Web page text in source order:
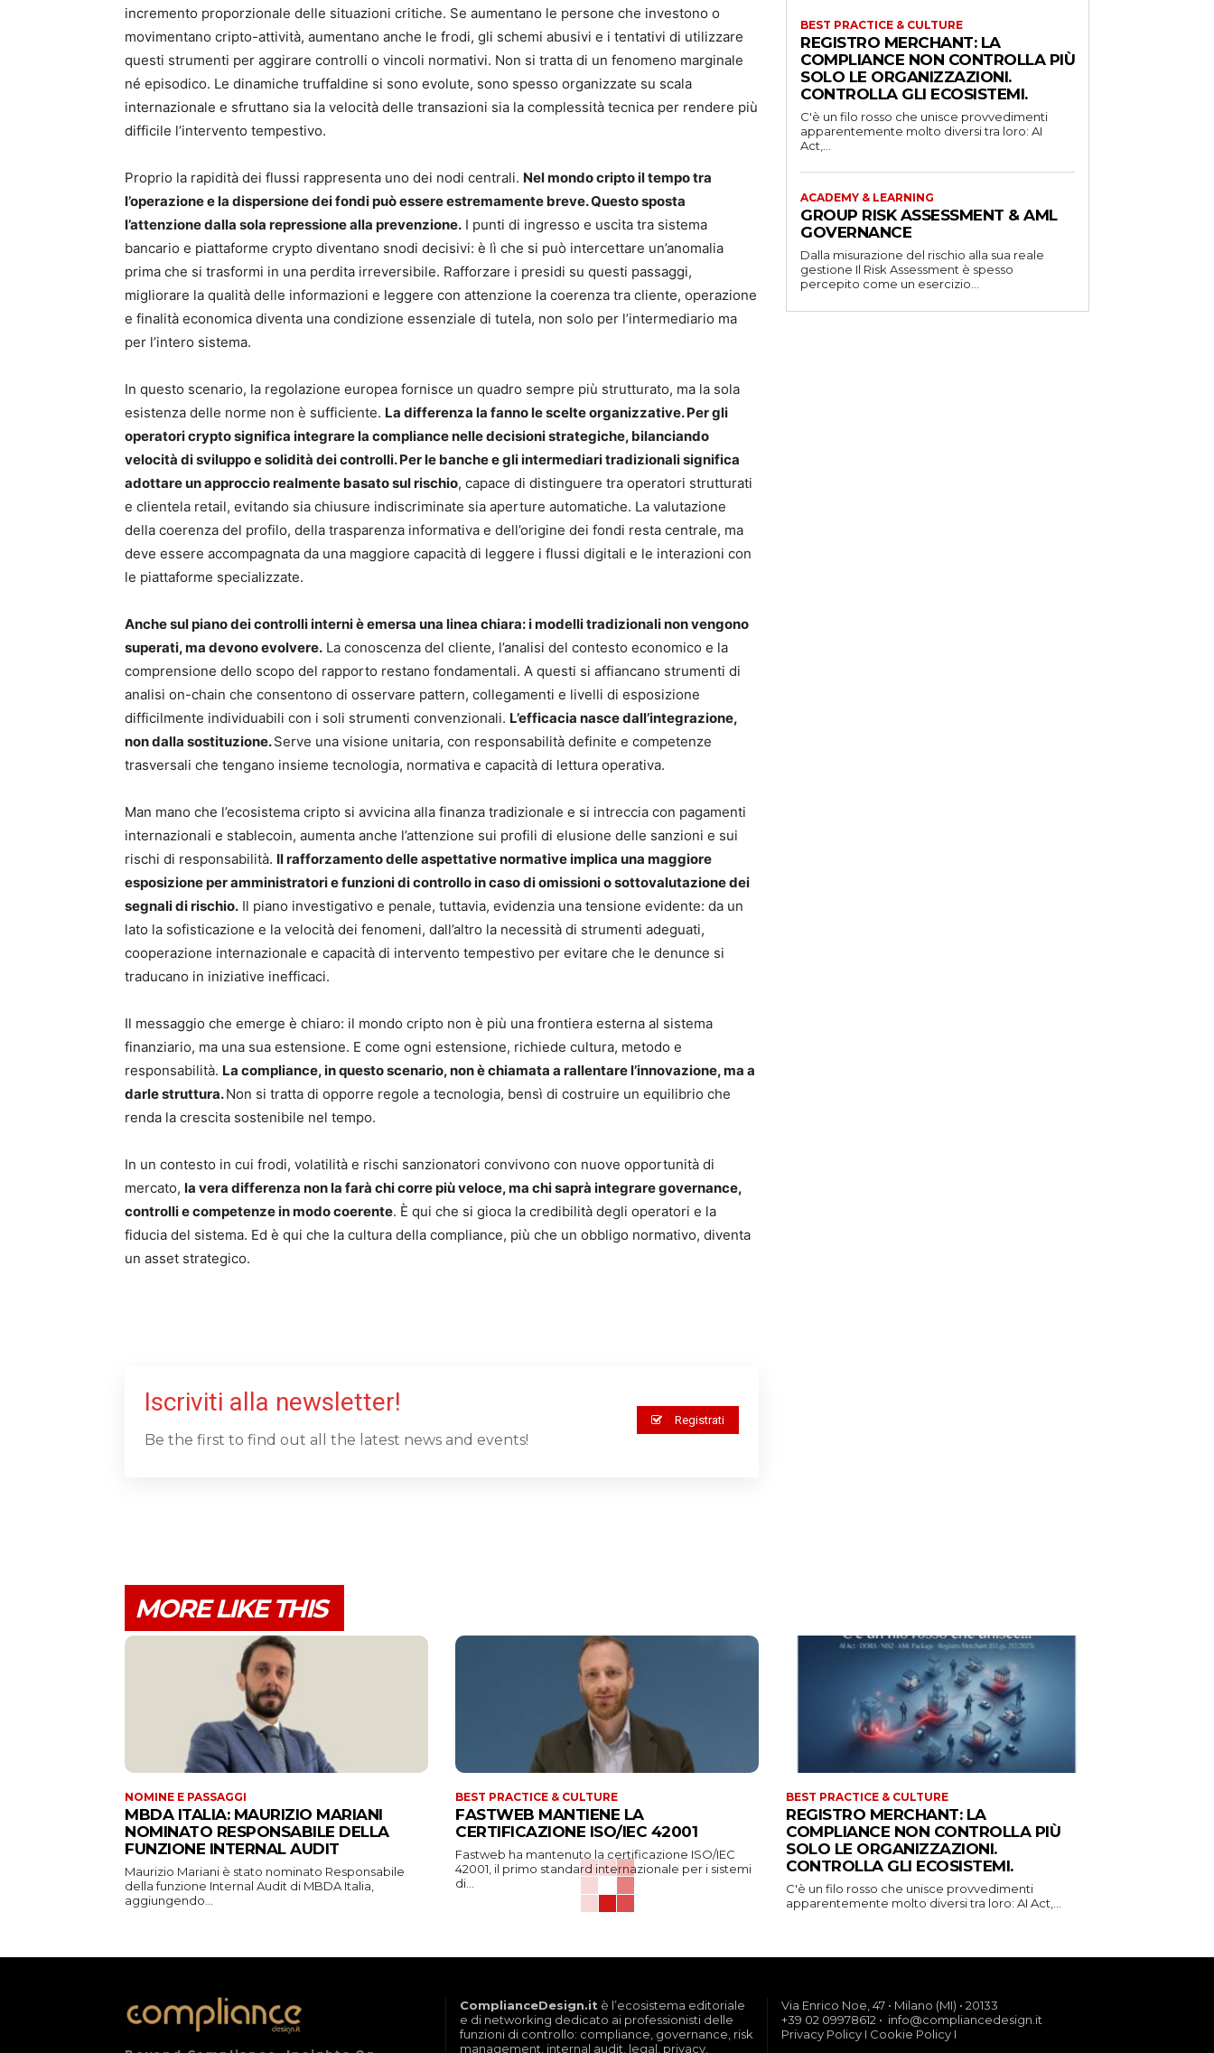
incremento proporzionale delle situazioni critiche. Se aumentano le persone che investono o
movimentano cripto-attività, aumentano anche le frodi, gli schemi abusivi e i tentativi di utilizzare
questi strumenti per aggirare controlli o vincoli normativi. Non si tratta di un fenomeno marginale
né episodico. Le dinamiche truffaldine si sono evolute, sono spesso organizzate su scala
internazionale e sfruttano sia la velocità delle transazioni sia la complessità tecnica per rendere più
difficile l’intervento tempestivo.
Proprio la rapidità dei flussi rappresenta uno dei nodi centrali. Nel mondo cripto il tempo tra
l’operazione e la dispersione dei fondi può essere estremamente breve. Questo sposta
l’attenzione dalla sola repressione alla prevenzione. I punti di ingresso e uscita tra sistema
bancario e piattaforme crypto diventano snodi decisivi: è lì che si può intercettare un’anomalia
prima che si trasformi in una perdita irreversibile. Rafforzare i presidi su questi passaggi,
migliorare la qualità delle informazioni e leggere con attenzione la coerenza tra cliente, operazione
e finalità economica diventa una condizione essenziale di tutela, non solo per l’intermediario ma
per l’intero sistema.
In questo scenario, la regolazione europea fornisce un quadro sempre più strutturato, ma la sola
esistenza delle norme non è sufficiente. La differenza la fanno le scelte organizzative. Per gli
operatori crypto significa integrare la compliance nelle decisioni strategiche, bilanciando
velocità di sviluppo e solidità dei controlli. Per le banche e gli intermediari tradizionali significa
adottare un approccio realmente basato sul rischio, capace di distinguere tra operatori strutturati
e clientela retail, evitando sia chiusure indiscriminate sia aperture automatiche. La valutazione
della coerenza del profilo, della trasparenza informativa e dell’origine dei fondi resta centrale, ma
deve essere accompagnata da una maggiore capacità di leggere i flussi digitali e le interazioni con
le piattaforme specializzate.
Anche sul piano dei controlli interni è emersa una linea chiara: i modelli tradizionali non vengono
superati, ma devono evolvere. La conoscenza del cliente, l’analisi del contesto economico e la
comprensione dello scopo del rapporto restano fondamentali. A questi si affiancano strumenti di
analisi on-chain che consentono di osservare pattern, collegamenti e livelli di esposizione
difficilmente individuabili con i soli strumenti convenzionali. L’efficacia nasce dall’integrazione,
non dalla sostituzione.Serve una visione unitaria, con responsabilità definite e competenze
trasversali che tengano insieme tecnologia, normativa e capacità di lettura operativa.
Man mano che l’ecosistema cripto si avvicina alla finanza tradizionale e si intreccia con pagamenti
internazionali e stablecoin, aumenta anche l’attenzione sui profili di elusione delle sanzioni e sui
rischi di responsabilità. Il rafforzamento delle aspettative normative implica una maggiore
esposizione per amministratori e funzioni di controllo in caso di omissioni o sottovalutazione dei
segnali di rischio. Il piano investigativo e penale, tuttavia, evidenzia una tensione evidente: da un
lato la sofisticazione e la velocità dei fenomeni, dall’altro la necessità di strumenti adeguati,
cooperazione internazionale e capacità di intervento tempestivo per evitare che le denunce si
traducano in iniziative inefficaci.
Il messaggio che emerge è chiaro: il mondo cripto non è più una frontiera esterna al sistema
finanziario, ma una sua estensione. E come ogni estensione, richiede cultura, metodo e
responsabilità. La compliance, in questo scenario, non è chiamata a rallentare l’innovazione, ma a
darle struttura.Non si tratta di opporre regole a tecnologia, bensì di costruire un equilibrio che
renda la crescita sostenibile nel tempo.
In un contesto in cui frodi, volatilità e rischi sanzionatori convivono con nuove opportunità di
mercato, la vera differenza non la farà chi corre più veloce, ma chi saprà integrare governance,
controlli e competenze in modo coerente. È qui che si gioca la credibilità degli operatori e la
fiducia del sistema. Ed è qui che la cultura della compliance, più che un obbligo normativo, diventa
un asset strategico.
Iscriviti alla newsletter!
Be the first to find out all the latest news and events!
Registrati
BEST PRACTICE & CULTURE
REGISTRO MERCHANT: LA
COMPLIANCE NON CONTROLLA PIÙ
SOLO LE ORGANIZZAZIONI.
CONTROLLA GLI ECOSISTEMI.
C'è un filo rosso che unisce provvedimenti
apparentemente molto diversi tra loro: AI
Act,...
ACADEMY & LEARNING
GROUP RISK ASSESSMENT & AML
GOVERNANCE
Dalla misurazione del rischio alla sua reale
gestione Il Risk Assessment è spesso
percepito come un esercizio...
MORE LIKE THIS
NOMINE E PASSAGGI
MBDA ITALIA: MAURIZIO MARIANI
NOMINATO RESPONSABILE DELLA
FUNZIONE INTERNAL AUDIT
Maurizio Mariani è stato nominato Responsabile
della funzione Internal Audit di MBDA Italia,
aggiungendo...
BEST PRACTICE & CULTURE
FASTWEB MANTIENE LA
CERTIFICAZIONE ISO/IEC 42001
Fastweb ha mantenuto la certificazione ISO/IEC
42001, il primo standard internazionale per i sistemi
di...
BEST PRACTICE & CULTURE
REGISTRO MERCHANT: LA
COMPLIANCE NON CONTROLLA PIÙ
SOLO LE ORGANIZZAZIONI.
CONTROLLA GLI ECOSISTEMI.
C'è un filo rosso che unisce provvedimenti
apparentemente molto diversi tra loro: AI Act,...
ComplianceDesign.it è l’ecosistema editoriale
e di networking dedicato ai professionisti delle
funzioni di controllo: compliance, governance, risk
management, internal audit, legal, privacy,
Via Enrico Noe, 47 • Milano (MI) • 20133
+39 02 09978612 • info@compliancedesign.it
Privacy Policy I Cookie Policy I